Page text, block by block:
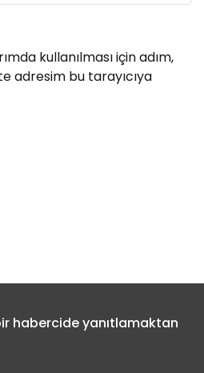
kullanılması için adım,
adresim bu tarayıcıya
habercide yanıtlamaktan